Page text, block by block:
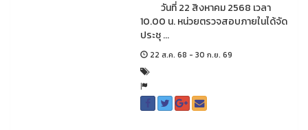
วันที่ 22 สิงหาคม 2568 เวลา
10.00 น. หน่วยตรวจสอบภายในได้จัด
ประชุ ...
22 ส.ค. 68 - 30 ก.ย. 69